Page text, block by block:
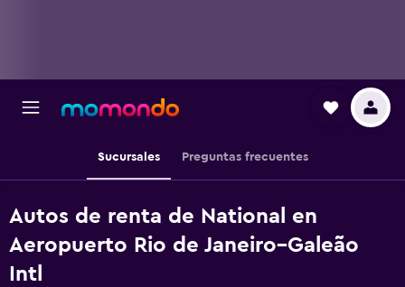
Sucursales Preguntas frecuentes
Autos de renta de National en
Aeropuerto Rio de Janeiro–Galeão
Intl